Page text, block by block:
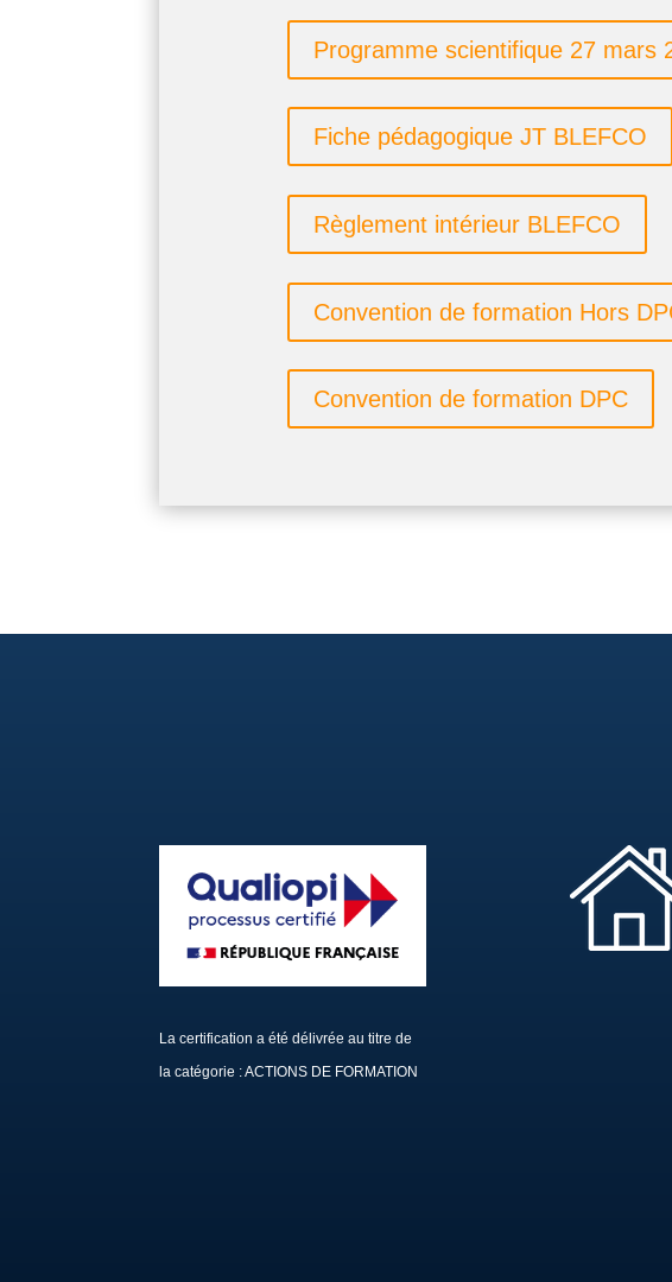
Programme scientifique 27 mars
Fiche pédagogique JT BLEFCO
Règlement intérieur BLEFCO
Convention de formation Hors
Convention de formation DPC
La certification a été délivrée au titre de
la catégorie : ACTIONS DE FORMATION